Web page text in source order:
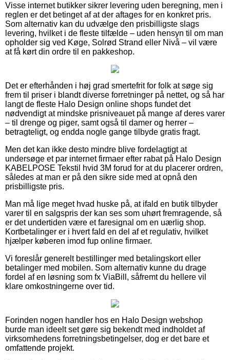
Visse internet butikker sikrer levering uden beregning, men i
reglen er det betinget af at der aftages for en konkret pris.
Som alternativ kan du udvælge den prisbilligste slags
levering, hvilket i de fleste tilfælde – uden hensyn til om man
opholder sig ved Køge, Solrød Strand eller Nivå – vil være
at få kørt din ordre til en pakkeshop.
Det er efterhånden i høj grad smertefrit for folk at søge sig
frem til priser i blandt diverse forretninger på nettet, og så har
langt de fleste Halo Design online shops fundet det
nødvendigt at mindske prisniveauet på mange af deres varer
– til drenge og piger, samt også til damer og herrer –
betragteligt, og endda nogle gange tilbyde gratis fragt.
Men det kan ikke desto mindre blive fordelagtigt at
undersøge et par internet firmaer efter rabat på Halo Design
KABELPOSE Tekstil hvid 3M forud for at du placerer ordren,
således at man er på den sikre side med at opnå den
prisbilligste pris.
Man må lige meget hvad huske på, at ifald en butik tilbyder
varer til en salgspris der kan ses som uhørt fremragende, så
er det undertiden være et faresignal om en uærlig shop.
Kortbetalinger er i hvert fald en del af et regulativ, hvilket
hjælper køberen imod fup online firmaer.
Vi foreslår generelt bestillinger med betalingskort eller
betalinger med mobilen. Som alternativ kunne du drage
fordel af en løsning som fx ViaBill, såfremt du hellere vil
klare omkostningerne over tid.
Forinden nogen handler hos en Halo Design webshop
burde man ideelt set gøre sig bekendt med indholdet af
virksomhedens forretningsbetingelser, dog er det bare et
omfattende projekt.